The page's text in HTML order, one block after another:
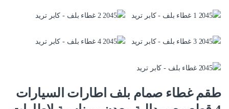
طقم غطاء صمام بلف اطارات السيارات